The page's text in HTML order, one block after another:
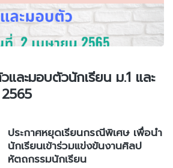
และมอบตัวนักเรียน ม.1 และ
ประกาศหยุดเรียนกรณีพิเศษ เพื่อนำ
นักเรียนเข้าร่วมแข่งขันงานศิลป
หัตถกรรมนักเรียน